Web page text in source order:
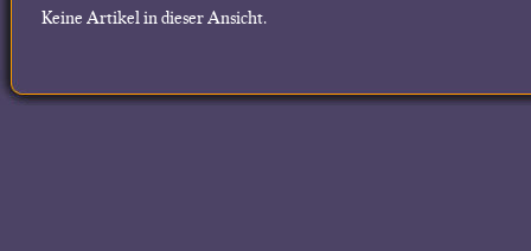
Keine Artikel in dieser Ansicht.